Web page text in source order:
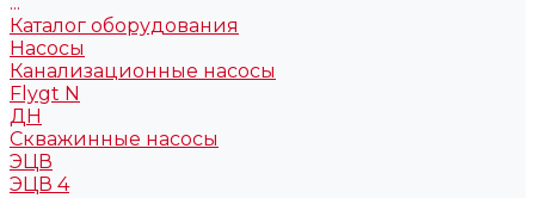
Каталог оборудования
Насосы
Канализационные насосы
Flygt N
ДН
Скважинные насосы
ЭЦВ
ЭЦВ 4